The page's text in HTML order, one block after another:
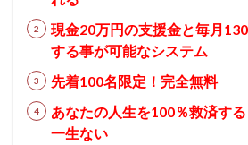
現金20万円の支援金と毎月
する事が可能なシステム
先着100名限定！完全無料
あなたの人生を100％救済す
一生ない